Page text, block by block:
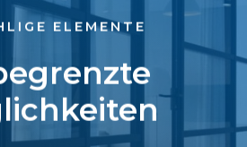
ELEMENTE